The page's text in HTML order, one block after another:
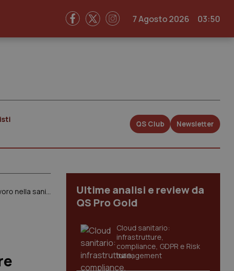
7 Agosto 2026 03:50
QS Club Newsletter
Primo Maggio. Anaao: “Non c’è più tempo da perdere: intervenire subito per sostenere e difendere il lavoro nella sanità pubblica”
Ultime analisi e review da
QS Pro Gold
Cloud sanitario:
infrastrutture,
compliance, GDPR e Risk
management